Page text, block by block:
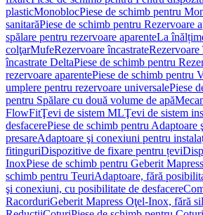
plasticMonoblocPiese de schimb pentru
sanitarăPiese de schimb pentru Rezervoare
spălare pentru rezervoare aparenteLa
colţarMufeRezervoare încastrateRezervoare
încastrate DeltaPiese de schimb pentru
rezervoare aparentePiese de schimb pentru
umplere pentru rezervoare universalePiese
pentru Spălare cu două volume de apă
FlowFitŢevi de sistem MLŢevi de sistem
desfacerePiese de schimb pentru
presareAdaptoare şi conexiuni pentru
fitinguriDispozitive de fixare pentru țevi
InoxPiese de schimb pentru Geberit
schimb pentru TeuriAdaptoare, fără
şi conexiuni, cu posibilitate de desfacere
RacorduriGeberit Mapress Oţel-Inox, fără